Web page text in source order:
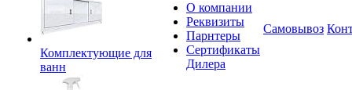
Комплектующие для
ванн
О компании
Реквизиты
Парнтеры
Сертификаты
Дилера
Самовывоз